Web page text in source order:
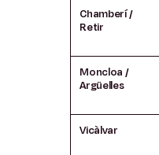
Chamberí /
Retir
Moncloa /
Argüelles
Vicàlvar